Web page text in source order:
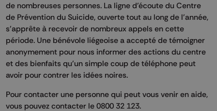
de nombreuses personnes. La ligne d'écoute du Centre
de Prévention du Suicide, ouverte tout au long de l'année,
s'apprête à recevoir de nombreux appels en cette
période. Une bénévole liégeoise a accepté de témoigner
anonymement pour nous informer des actions du centre
et des bienfaits qu'un simple coup de téléphone peut
avoir pour contrer les idées noires.
Pour contacter une personne qui peut vous venir en aide,
vous pouvez contacter le 0800 32 123.